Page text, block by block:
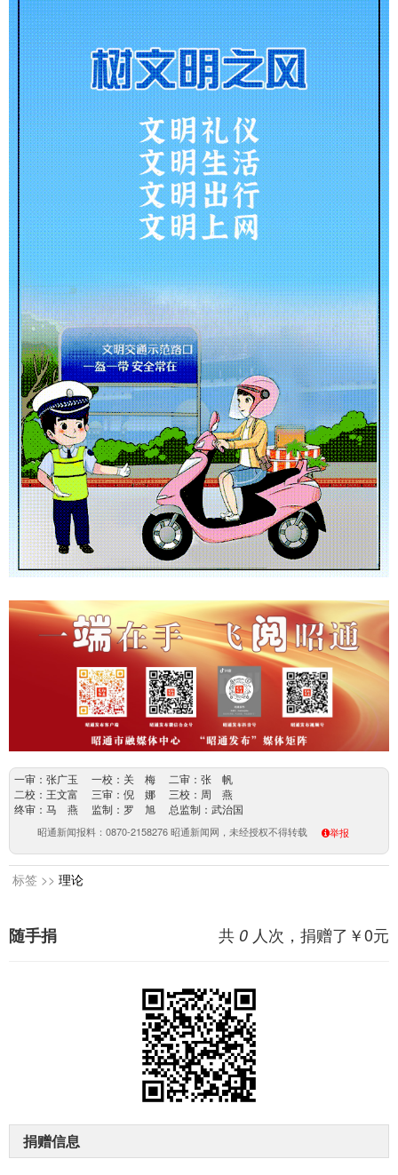
一审：张广玉 一校：关 梅 二审：张 帆
二校：王文富 三审：倪 娜 三校：周 燕
终审：马 燕 监制：罗 旭 总监制：武治国
昭通新闻报料：0870-2158276 昭通新闻网，未经授权不得转载 举报
标签 >> 理论
共 0 人次，捐赠了￥0元
随手捐
捐赠信息